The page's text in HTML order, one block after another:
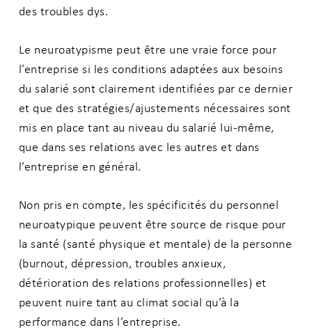
des troubles dys.
Le neuroatypisme peut être une vraie force pour
l’entreprise si les conditions adaptées aux besoins
du salarié sont clairement identifiées par ce dernier
et que des stratégies/ajustements nécessaires sont
mis en place tant au niveau du salarié lui-même,
que dans ses relations avec les autres et dans
l’entreprise en général.
Non pris en compte, les spécificités du personnel
neuroatypique peuvent être source de risque pour
la santé (santé physique et mentale) de la personne
(burnout, dépression, troubles anxieux,
détérioration des relations professionnelles) et
peuvent nuire tant au climat social qu’à la
performance dans l’entreprise.